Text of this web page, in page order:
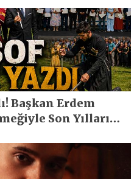
Başkan Erdem
Son Yılların